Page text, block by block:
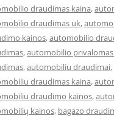
draudimas kaina,
draudimas uk,
kainos,automobilio
,automobilio
,automobiliu draudimai,
draudimas kaina,
draudimo kainos,
kainos, bagazo